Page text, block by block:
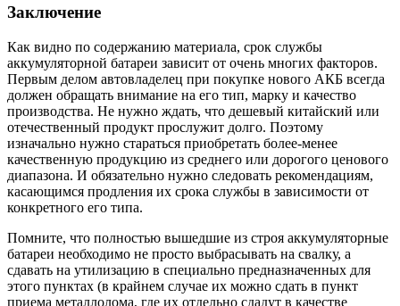
Заключение
Как видно по содержанию материала, срок службы
аккумуляторной батареи зависит от очень многих факторов.
Первым делом автовладелец при покупке нового АКБ всегда
должен обращать внимание на его тип, марку и качество
производства. Не нужно ждать, что дешевый китайский или
отечественный продукт прослужит долго. Поэтому
изначально нужно стараться приобретать более-менее
качественную продукцию из среднего или дорогого ценового
диапазона. И обязательно нужно следовать рекомендациям,
касающимся продления их срока службы в зависимости от
конкретного его типа.
Помните, что полностью вышедшие из строя аккумуляторные
батареи необходимо не просто выбрасывать на свалку, а
сдавать на утилизацию в специально предназначенных для
этого пунктах (в крайнем случае их можно сдать в пункт
приема металлолома, где их отдельно сдадут в качестве